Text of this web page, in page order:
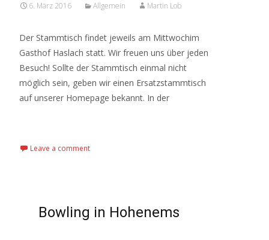
6. März 2016 Allgemein Martin Lob
Der Stammtisch findet jeweils am Mittwochim
Gasthof Haslach statt. Wir freuen uns über jeden
Besuch! Sollte der Stammtisch einmal nicht
möglich sein, geben wir einen Ersatzstammtisch
auf unserer Homepage bekannt. In der
Leave a comment
Bowling in Hohenems